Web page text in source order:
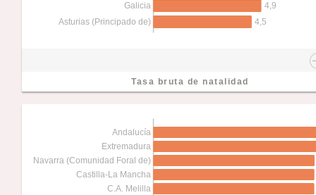
Asturias (Principado de)
Galicia
4,5
4,9
Tasa bruta de natalidad
C.A. Melilla
Castilla-La Mancha
Navarra (Comunidad Foral de)
Extremadura
Andalucía